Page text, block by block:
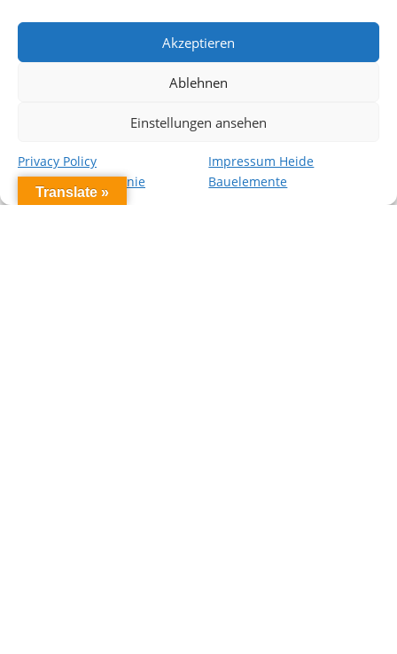
Akzeptieren
Ablehnen
Einstellungen ansehen
Privacy Policy
Datenschutzrichtlinie
Impressum Heide
Bauelemente
Translate »